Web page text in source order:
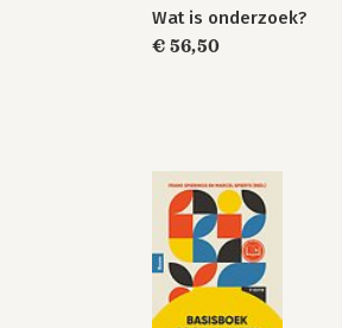
Wat is onderzoek?
€ 56,50